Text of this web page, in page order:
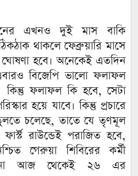
এখনও দুই মাস বাকি
থাকলে ফেব্রুয়ারি মাসে
ঘোষণা হবে। অনেকেই এতদিন
বিজেপি ভালো ফলাফল
কিন্তু ফলাফল কি হবে, সেটা
হয়ে যাবে। কিন্তু প্রচারে
চলেছে, তাতে যে তৃণমূল
রাউন্ডেই পরাজিত হবে,
গেরুয়া শিবিরের কর্মী
আজ থেকেই ২৬ এর